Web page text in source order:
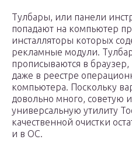
Тулбары, или панели
попадают на компьютер
инсталляторы которых
рекламные модули.
прописываются в
даже в реестре
компьютера. Поскольку
довольно много, советую
универсальную утилиту
качественной очистки
и в ОС.